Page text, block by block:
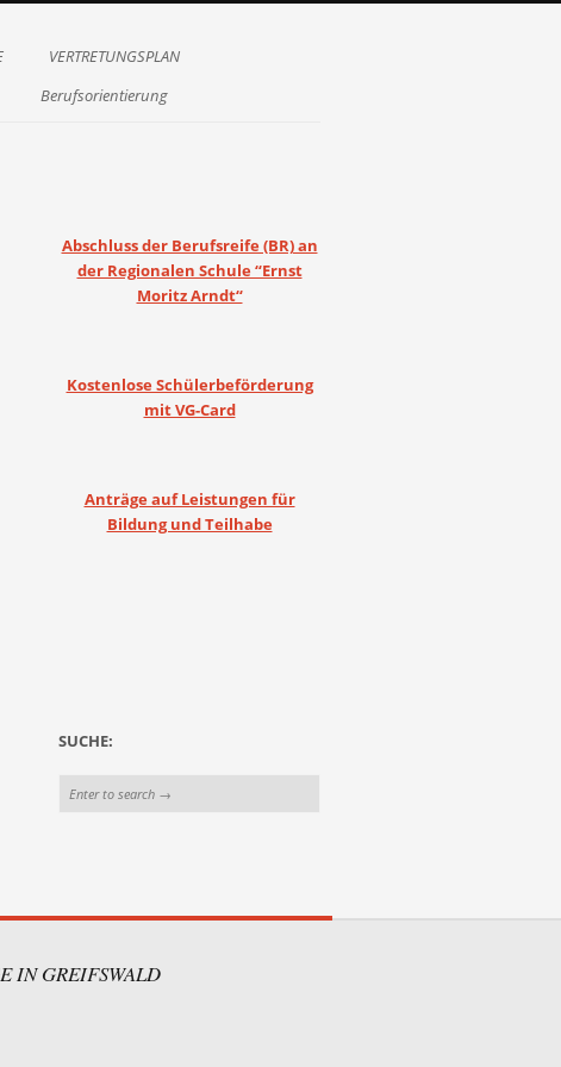
VERTRETUNGSPLAN
Berufsorientierung
Abschluss der Berufsreife (BR) an
der Regionalen Schule “Ernst
Moritz Arndt“
Kostenlose Schülerbeförderung
mit VG-Card
Anträge auf Leistungen für
Bildung und Teilhabe
SUCHE:
IN GREIFSWALD